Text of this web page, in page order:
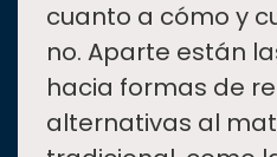
cuanto a cómo y
no. Aparte están
hacia formas de
alternativas al